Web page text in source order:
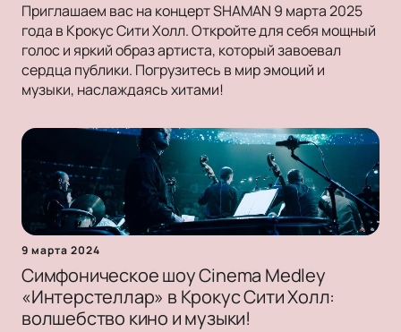
Приглашаем вас на концерт SHAMAN 9 марта 2025
года в Крокус Сити Холл. Откройте для себя мощный
голос и яркий образ артиста, который завоевал
сердца публики. Погрузитесь в мир эмоций и
музыки, наслаждаясь хитами!
9 марта 2024
Симфоническое шоу Cinema Medley
«Интерстеллар» в Крокус Сити Холл:
волшебство кино и музыки!